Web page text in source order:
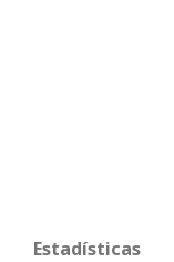
Estadísticas